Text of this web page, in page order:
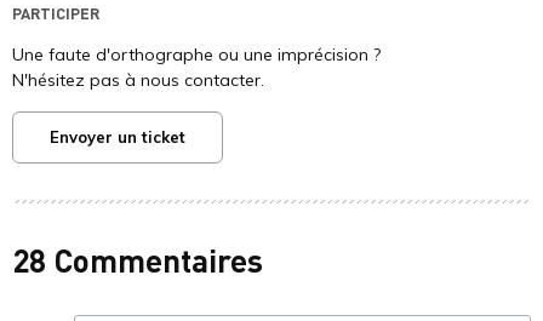
PARTICIPER
Une faute d'orthographe ou une imprécision ?
N'hésitez pas à nous contacter.
Envoyer un ticket
28 Commentaires